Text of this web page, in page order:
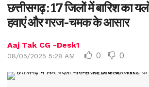
छत्तीसगढ़ : 17 जिलों में बारिश का
हवाएं और गरज-चमक के आसार
Aaj Tak CG -Desk1
08/05/2025 5:28 AM 0 0